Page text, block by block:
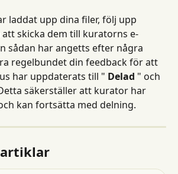
laddat upp dina filer, följ upp
skicka dem till kuratorns e-
sådan har angetts efter några
regelbundet din feedback för att
har uppdaterats till " Delad " och
säkerställer att kurator har
kan fortsätta med delning.
artiklar